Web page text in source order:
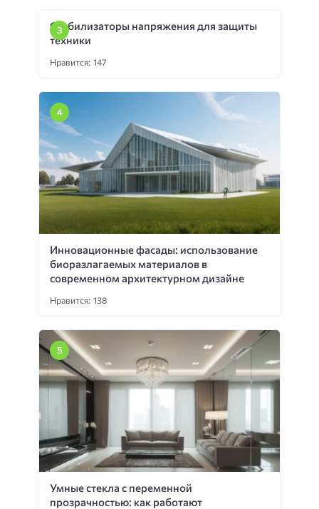
Стабилизаторы напряжения для защиты
техники
Нравится: 147
Инновационные фасады: использование
биоразлагаемых материалов в
современном архитектурном дизайне
Нравится: 138
Умные стекла с переменной
прозрачностью: как работают